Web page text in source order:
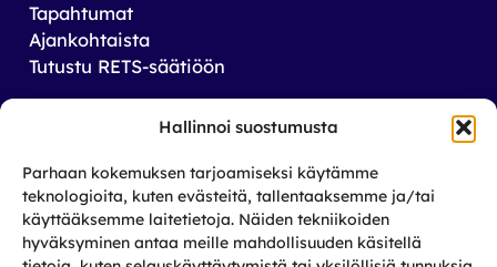
Hallinnoi suostumusta
Parhaan kokemuksen tarjoamiseksi käytämme
teknologioita, kuten evästeitä, tallentaaksemme ja/tai
käyttääksemme laitetietoja. Näiden tekniikoiden
hyväksyminen antaa meille mahdollisuuden käsitellä
Tapahtumat
Ajankohtaista
Tutustu RETS-säätiöön
Tilaa uutiskirjeemme
Saat tiedon tulevista tapahtumista sekä
toiminnastamme rikos­taustaisten ja heidän
läheistensä aseman parantamiseksi.